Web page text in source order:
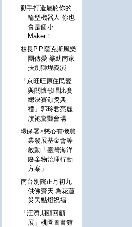
動手打造屬於你的
輪型機器人 你也
會是個小
Maker！
校長P.P.薩克斯風樂
團傳愛 樂助南家
扶劍獅埕義演
「京旺旺原住民愛
與關懷歌唱比賽
總決賽頒獎典
禮」郭玲君亮麗
旗袍驚豔會場
環保署×慈心有機農
業發展基金會等
啟動「臺灣海洋
廢棄物治理行動
方案」
南台別院正月初九
供佛齋天 為花蓮
災民點燈祝褔
「汪濟期頤回顧
展」桃園圖書館